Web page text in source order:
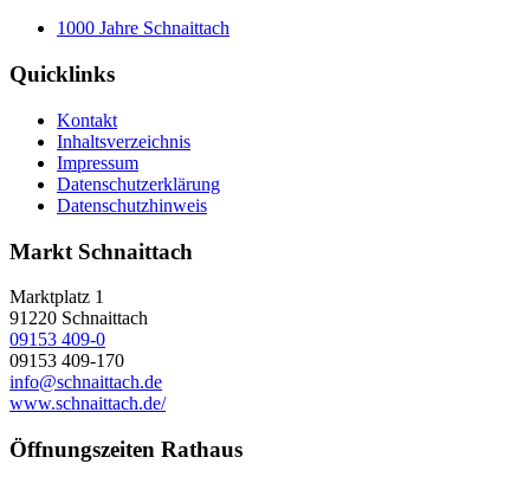
1000 Jahre Schnaittach
Quicklinks
Kontakt
Inhaltsverzeichnis
Impressum
Datenschutzerklärung
Datenschutzhinweis
Markt Schnaittach
Marktplatz 1
91220 Schnaittach
09153 409-0
09153 409-170
info@schnaittach.de
www.schnaittach.de/
Öffnungszeiten Rathaus